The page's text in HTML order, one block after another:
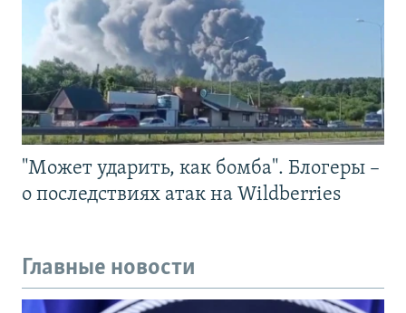
"Может ударить, как бомба". Блогеры –
о последствиях атак на Wildberries
Главные новости